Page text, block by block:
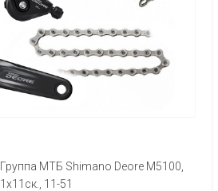
Группа МТБ Shimano Deore M5100,
1х11ск., 11-51